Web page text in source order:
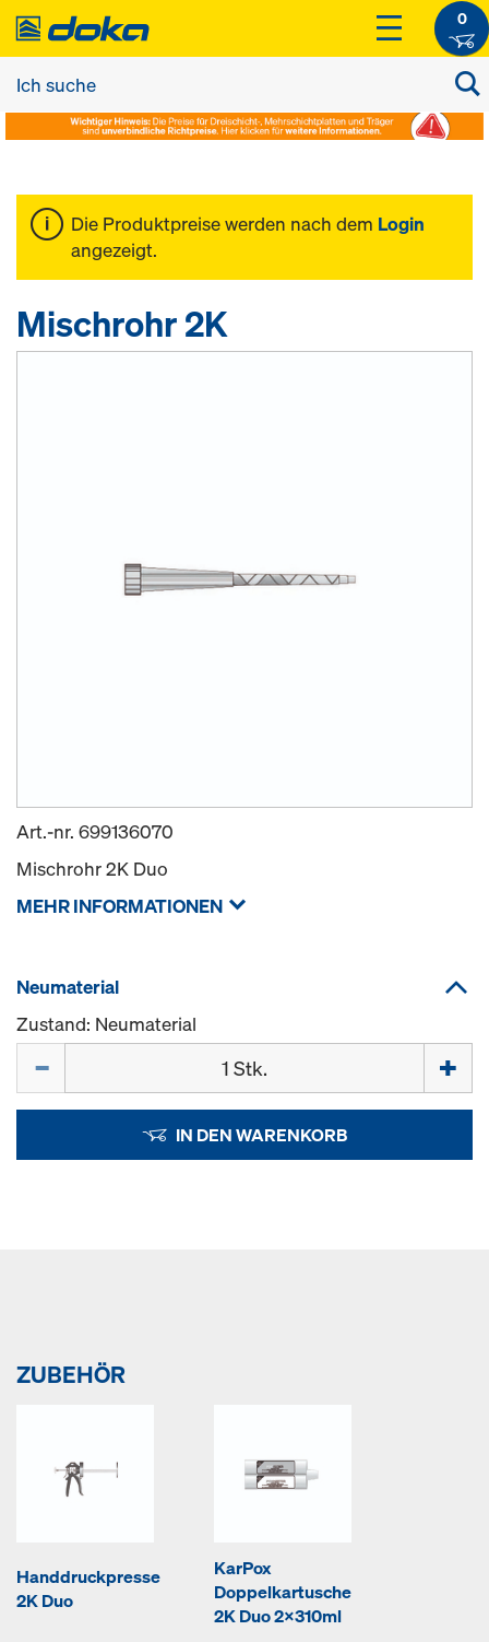
0
Die Produktpreise werden nach dem Login
angezeigt.
Mischrohr 2K
Art.-nr. 699136070
Mischrohr 2K Duo
MEHR INFORMATIONEN
Neumaterial
Zustand: Neumaterial
IN DEN WARENKORB
ZUBEHÖR
Handdruckpresse
2K Duo
KarPox
Doppelkartusche
2K Duo 2x310ml